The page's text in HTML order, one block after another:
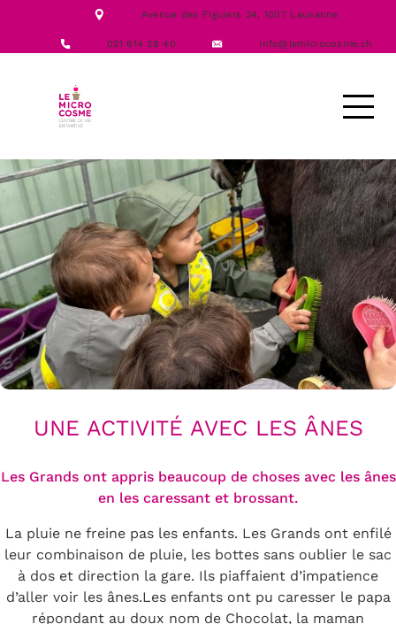
Avenue des Figuiers 34, 1007 Lausanne
021 614 28 40 info@lemicrocosme.ch
ACTIVITÉS
UNE ACTIVITÉ AVEC LES ÂNES
Les Grands ont appris beaucoup de choses avec les ânes
en les caressant et brossant.
La pluie ne freine pas les enfants. Les Grands ont enfilé
leur combinaison de pluie, les bottes sans oublier le sac
à dos et direction la gare. Ils piaffaient d’impatience
d’aller voir les ânes.Les enfants ont pu caresser le papa
répondant au doux nom de Chocolat, la maman